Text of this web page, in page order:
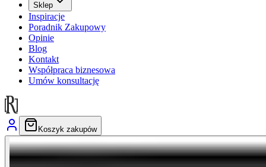
Sklep
Inspiracje
Poradnik Zakupowy
Opinie
Blog
Kontakt
Współpraca biznesowa
Umów konsultację
Koszyk zakupów